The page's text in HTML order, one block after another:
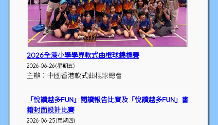
2026全港小學學界軟式曲棍球錦標賽
2026-06-26 (星期五)
主辦：中國香港軟式曲棍球總會
「悅讀越多FUN」閱讀報告比賽及「悅讀越多FUN」書
籍封面設計比賽
2026-06-25 (星期四)